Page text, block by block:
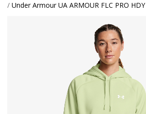
Under Armour UA ARMOUR FLC PRO HDY